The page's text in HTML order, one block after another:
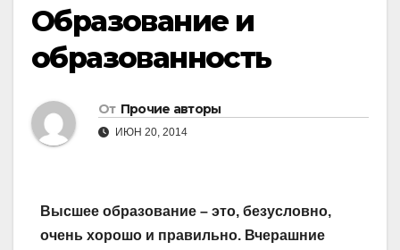
Образование и
образованность
От Прочие авторы
ИЮН 20, 2014
Высшее образование – это, безусловно,
очень хорошо и правильно. Вчерашние